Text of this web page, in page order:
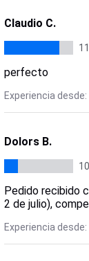
Claudio C.
perfecto
Experiencia
Dolors B.
Pedido recibido
2 de julio),
Experiencia desde: